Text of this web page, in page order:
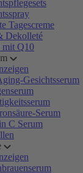
Tagescreme
Dekolleté
mit Q10
Gesichtsserum
Serum
C Serum